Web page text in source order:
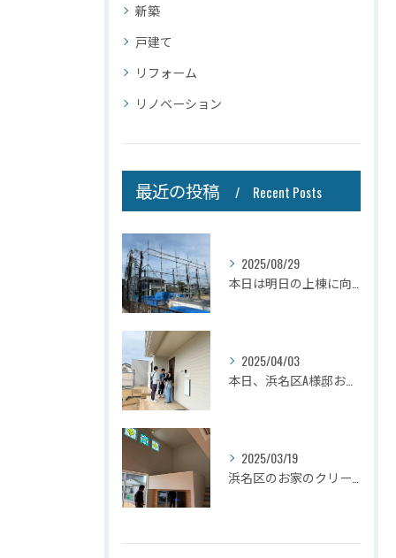
新築
戸建て
リフォーム
リノベーション
最近の投稿 Recent Posts
2025/08/29
2025/04/03
2025/03/19